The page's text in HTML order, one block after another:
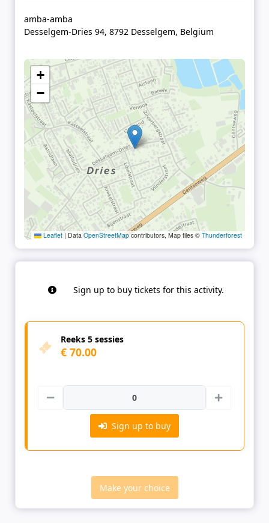
amba-amba
Desselgem-Dries 94, 8792 Desselgem, Belgium
+
−
Leaflet | Data OpenStreetMapcontributors, Map tiles © Thunderforest
Sign up to buy tickets for this activity.
Reeks 5 sessies
€ 70.00
Sign up to buy
Make your choice